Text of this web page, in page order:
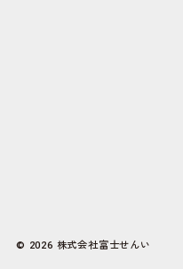
© 2026 株式会社富士せんい